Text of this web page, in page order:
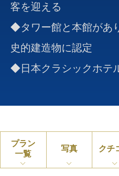
客を迎える
◆タワー館と本館があ
史的建造物に認定
◆日本クラシックホテ
プラン
一覧
写真 クチ